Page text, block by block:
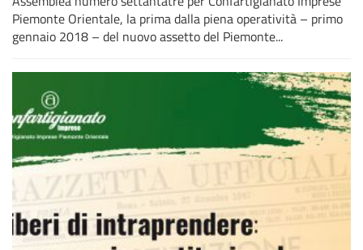
Piemonte Orientale, la prima dalla piena operatività – primo
gennaio 2018 – del nuovo assetto del Piemonte...